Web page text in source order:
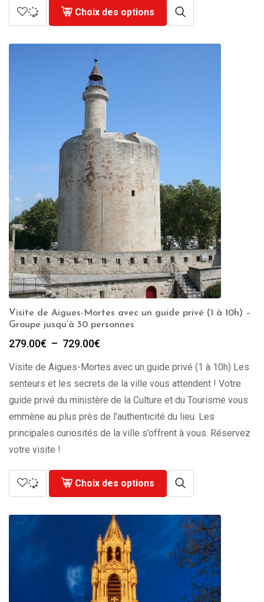
à
Choix des options
Visite de Aigues-Mortes avec un guide privé (1 à 10h) –
Groupe jusqu’à 30 personnes
279.00€ – 729.00€
prix :
279.00€
à
729.00€
Visite de Aigues-Mortes avec un guide privé (1 à 10h) Les
senteurs et les secrets de la ville vous attendent ! Votre
guide privé du ministère de la Culture et du Tourisme vous
emmène au plus près de l’authenticité du lieu. Les
principales curiosités de la ville s’offrent à vous. Réservez
votre visite !
Choix des options